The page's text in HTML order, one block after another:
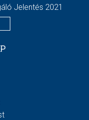
Jelentés 2021